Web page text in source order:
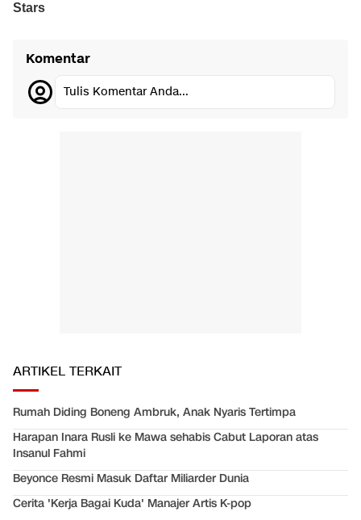
Komentar
Tulis Komentar Anda...
ARTIKEL TERKAIT
Rumah Diding Boneng Ambruk, Anak Nyaris Tertimpa
Harapan Inara Rusli ke Mawa sehabis Cabut Laporan atas
Insanul Fahmi
Beyonce Resmi Masuk Daftar Miliarder Dunia
Cerita 'Kerja Bagai Kuda' Manajer Artis K-pop